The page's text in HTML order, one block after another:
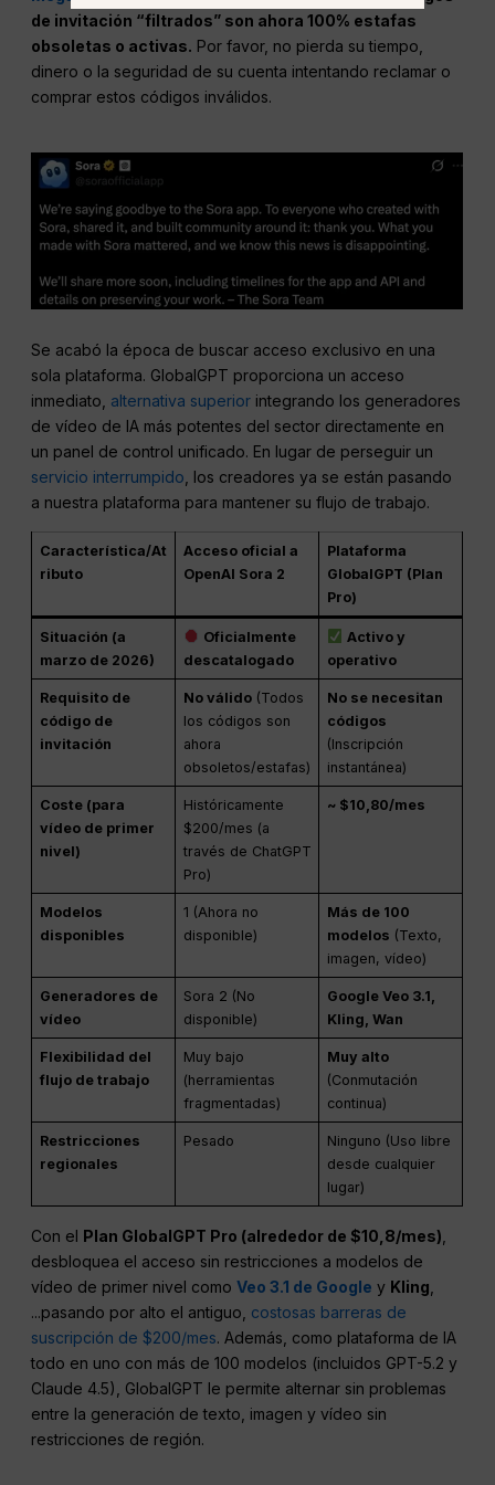
de invitación “filtrados” son ahora 100% estafas
obsoletas o activas. Por favor, no pierda su tiempo,
dinero o la seguridad de su cuenta intentando reclamar o
comprar estos códigos inválidos.
Se acabó la época de buscar acceso exclusivo en una
sola plataforma. GlobalGPT proporciona un acceso
inmediato, alternativa superior integrando los generadores
de vídeo de IA más potentes del sector directamente en
un panel de control unificado. En lugar de perseguir un
servicio interrumpido , los creadores ya se están pasando
a nuestra plataforma para mantener su flujo de trabajo.
Característica/At
ributo
Acceso oficial a
OpenAI Sora 2
Plataforma
GlobalGPT (Plan
Pro)
Situación (a
marzo de 2026)
Oficialmente
descatalogado
Activo y
operativo
Requisito de
código de
invitación
No válido(Todos
los códigos son
ahora
obsoletos/estafas)
No se necesitan
códigos
(Inscripción
instantánea)
Coste (para
vídeo de primer
nivel)
Históricamente
$200/mes (a
través de ChatGPT
Pro)
~ $10,80/mes
Modelos
disponibles
1 (Ahora no
disponible)
Más de 100
modelos (Texto,
imagen, vídeo)
Generadores de
vídeo
Sora 2 (No
disponible)
Google Veo 3.1,
Kling, Wan
Flexibilidad del
flujo de trabajo
Muy bajo
(herramientas
fragmentadas)
Muy alto
(Conmutación
continua)
Restricciones
regionales
Pesado
Ninguno (Uso libre
desde cualquier
lugar)
Con el Plan GlobalGPT Pro (alrededor de $10,8/mes)
desbloquea el acceso sin restricciones a modelos de
vídeo de primer nivel comoVeo 3.1 de Google y Kling
...pasando por alto el antiguo, costosas barreras de
suscripción de $200/mes. Además, como plataforma de IA
todo en uno con más de 100 modelos (incluidos GPT-5.2 y
Claude 4.5), GlobalGPT le permite alternar sin problemas
entre la generación de texto, imagen y vídeo sin
restricciones de región.